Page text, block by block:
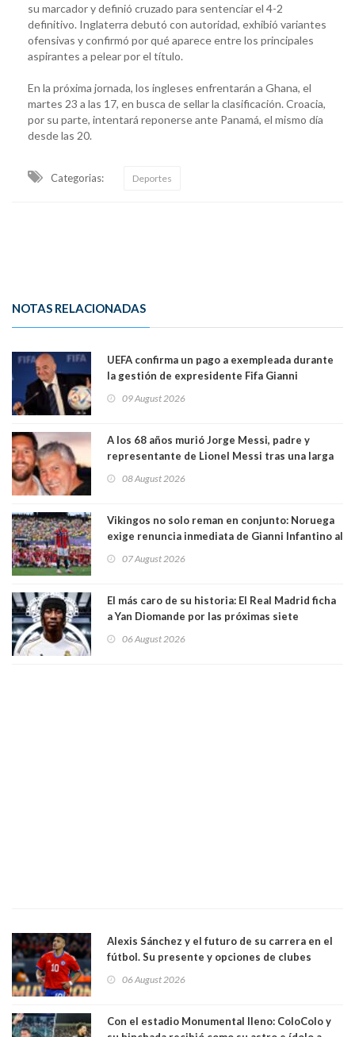
su marcador y definió cruzado para sentenciar el 4-2
definitivo. Inglaterra debutó con autoridad, exhibió variantes
ofensivas y confirmó por qué aparece entre los principales
aspirantes a pelear por el título.
En la próxima jornada, los ingleses enfrentarán a Ghana, el
martes 23 a las 17, en busca de sellar la clasificación. Croacia,
por su parte, intentará reponerse ante Panamá, el mismo día
desde las 20.
Categorias: Deportes
NOTAS RELACIONADAS
UEFA confirma un pago a exempleada durante
la gestión de expresidente Fifa Gianni
relación sentimental
09 August 2026
A los 68 años murió Jorge Messi, padre y
representante de Lionel Messi tras una larga
08 August 2026
Vikingos no solo reman en conjunto: Noruega
exige renuncia inmediata de Gianni Infantino al
07 August 2026
El más caro de su historia: El Real Madrid ficha
a Yan Diomande por las próximas siete
06 August 2026
Alexis Sánchez y el futuro de su carrera en el
fútbol. Su presente y opciones de clubes
06 August 2026
Con el estadio Monumental lleno: ColoColo y